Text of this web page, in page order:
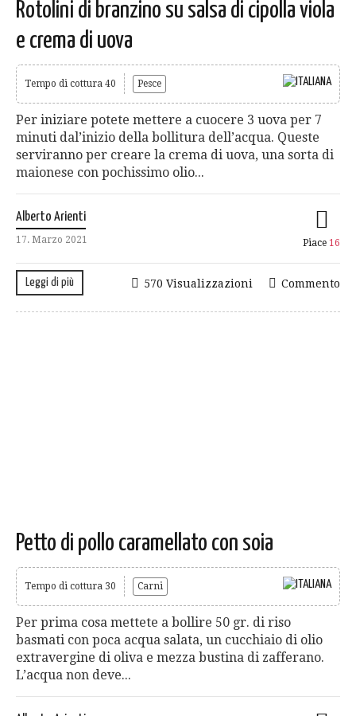
Rotolini di branzino su salsa di cipolla viola
e crema di uova
Tempo di cottura 40 Pesce
Per iniziare potete mettere a cuocere 3 uova per 7
minuti dal’inizio della bollitura dell’acqua. Queste
serviranno per creare la crema di uova, una sorta di
maionese con pochissimo olio...
Alberto Arienti
17. Marzo 2021 Piace 16
Leggi di più Commento
570 Visualizzazioni
Petto di pollo caramellato con soia
Tempo di cottura 30 Carni
Per prima cosa mettete a bollire 50 gr. di riso
basmati con poca acqua salata, un cucchiaio di olio
extravergine di oliva e mezza bustina di zafferano.
L’acqua non deve...